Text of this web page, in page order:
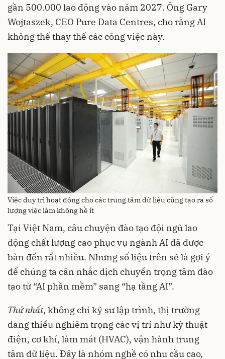
gần 500.000 lao động vào năm 2027. Ông Gary
Wojtaszek, CEO Pure Data Centres, cho rằng AI
không thể thay thế các công việc này.
Việc duy trì hoạt động cho các trung tâm dữ liệu cũng tạo ra số
lượng việc làm không hề ít
Tại Việt Nam, câu chuyện đào tạo đội ngũ lao
động chất lượng cao phục vụ ngành AI đã được
bàn đến rất nhiều. Nhưng số liệu trên sẽ là gợi ý
để chúng ta cân nhắc dịch chuyển trọng tâm đào
tạo từ “AI phần mềm” sang “hạ tầng AI”.
Thứ nhất, không chỉ kỹ sư lập trình, thị trường
đang thiếu nghiêm trọng các vị trí như kỹ thuật
điện, cơ khí, làm mát (HVAC), vận hành trung
tâm dữ liệu. Đây là nhóm nghề có nhu cầu cao,